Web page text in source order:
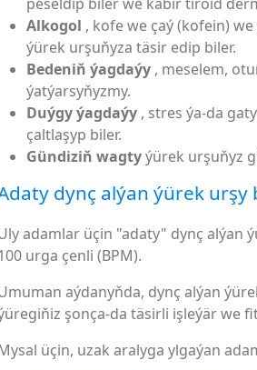
Alkogol , kofe we çaý (kofein)
ýürek urşuňyza täsir edip biler.
Bedeniň ýagdaýy , meselem,
ýatýarsyňyzmy.
Duýgy ýagdaýy , stres ýa-da
çaltlaşyp biler.
Gündiziň wagtyýürek urşuňyz
dynç alýan ýürek urşy
adamlar üçin "adaty" dynç alýan
urga çenli (BPM).
aýdanyňda, dynç alýan
şonça-da täsirli işleýär we
üçin, uzak aralyga ylgaýan